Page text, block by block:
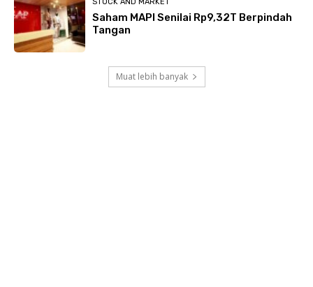
Saham MAPI Senilai Rp9,32T Berpindah
Tangan
Muat lebih banyak